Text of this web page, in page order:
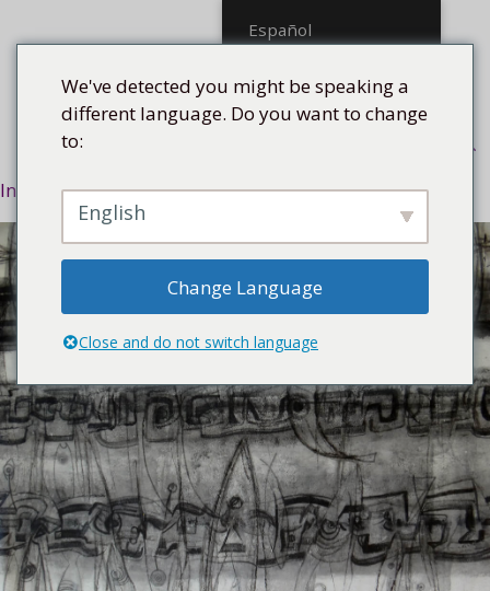
al
Menú
Inicio /Estilo/Resumen/ Pescados, 2016
Español
We've detected you might be speaking a
different language. Do you want to change
to:
English
Change Language
Close and do not switch language